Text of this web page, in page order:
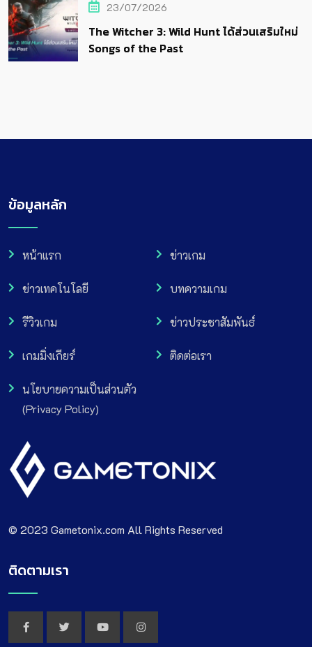
23/07/2026
The Witcher 3: Wild Hunt ได้ส่วนเสริมใหม่
Songs of the Past
ข้อมูลหลัก
หน้าแรก ข่าวเกม
ข่าวเทคโนโลยี บทความเกม
รีวิวเกม ข่าวประชาสัมพันธ์
เกมมิ่งเกียร์ ติดต่อเรา
นโยบายความเป็นส่วนตัว
(Privacy Policy)
© 2023 Gametonix.com All Rights Reserved
ติดตามเรา